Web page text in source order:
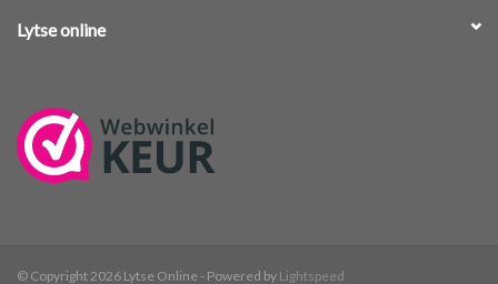
Lytse online
© Copyright 2026 Lytse Online - Powered by Lightspeed